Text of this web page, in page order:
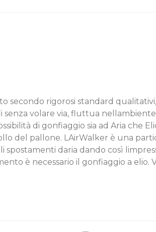
secondo rigorosi standard
senza volare via, fluttua nellambiente
di gonfiaggio sia ad Aria che
del pallone. LAirWalker è una
daria dando così
è necessario il gonfiaggio a elio.